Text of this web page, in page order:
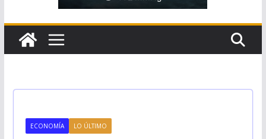
ECONOMÍA LO ÚLTIMO